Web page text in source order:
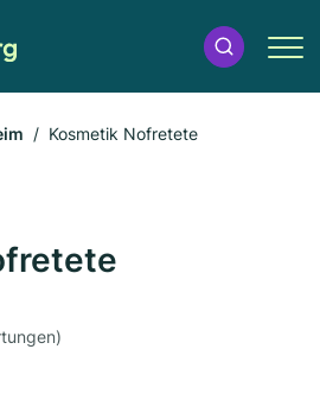
Kosmetik Nofretete